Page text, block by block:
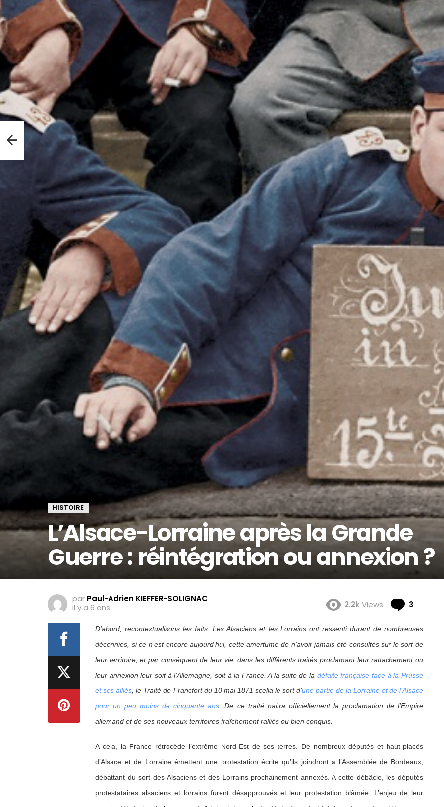
HISTOIRE
L’Alsace-Lorraine après la Grande
Guerre : réintégration ou annexion ?
par Paul-Adrien KIEFFER-SOLIGNAC
il y a 6 ans
2.2kViews 3
D’abord, recontextualisons les faits. Les Alsaciens et les Lorrains ont ressenti durant de nombreuses
décennies, si ce n’est encore aujourd’hui, cette amertume de n’avoir jamais été consultés sur le sort de
leur territoire, et par conséquent de leur vie, dans les différents traités proclamant leur rattachement ou
leur annexion leur soit à l’Allemagne, soit à la France. A la suite de la défaite française face à la Prusse
et ses alliés, le Traité de Francfort du 10 mai 1871 scella le sort d’une partie de la Lorraine et de l’Alsace
pour un peu moins de cinquante ans. De ce traité naitra officiellement la proclamation de l’Empire
allemand et de ses nouveaux territoires fraîchement ralliés ou bien conquis.
A cela, la France rétrocède l’extrême Nord-Est de ses terres. De nombreux députés et haut-placés
d’Alsace et de Lorraine émettent une protestation écrite qu’ils joindront à l’Assemblée de Bordeaux,
débattant du sort des Alsaciens et des Lorrains prochainement annexés. A cette débâcle, les députés
protestataires alsaciens et lorrains furent désapprouvés et leur protestation blâmée. L’enjeu de leur